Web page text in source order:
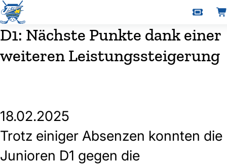
D1: Nächste Punkte dank einer
weiteren Leistungssteigerung
18.02.2025
Trotz einiger Absenzen konnten die
Junioren D1 gegen die